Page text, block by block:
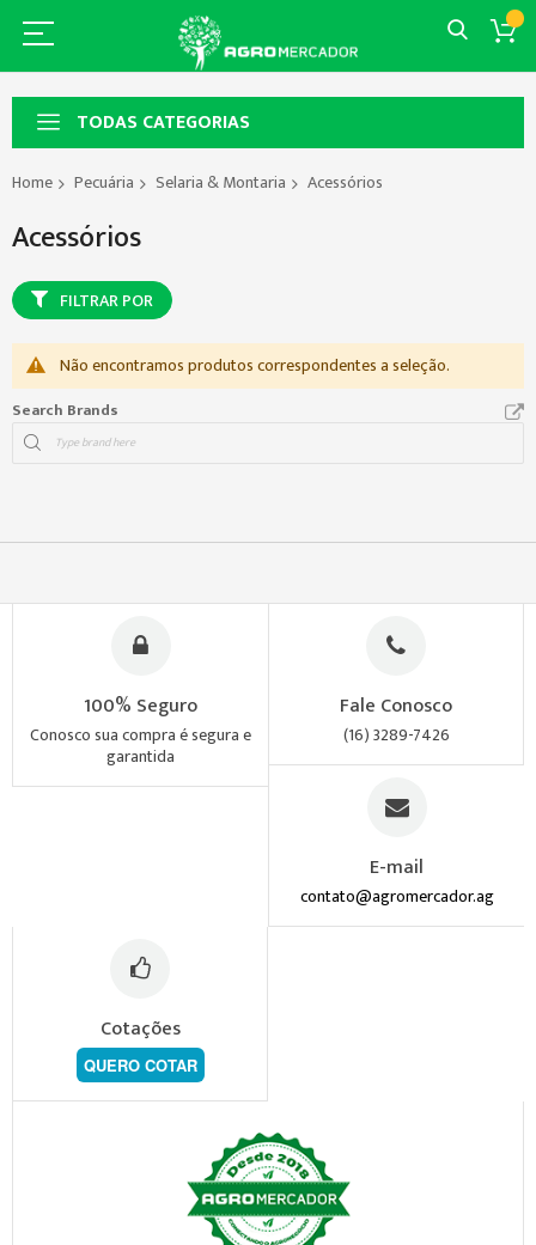
TODAS CATEGORIAS
Home Pecuária Selaria & Montaria Acessórios
Acessórios
Não encontramos produtos correspondentes a seleção.
FILTRAR POR
Search Brands
100% Seguro
Conosco sua compra é segura e
garantida
Fale Conosco
(16) 3289-7426
E-mail
contato@agromercador.ag
Cotações
QUERO COTAR